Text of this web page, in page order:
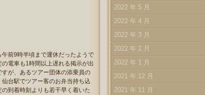
前9時半頃まで運休だったようで
電車も1時間以上遅れる掲示が出
が、あるツアー団体の添乗員の
台駅でツアー客のお弁当持ち込
到着時刻よりも若干早く着いた
2022 年 5 月
2022 年 4 月
2022 年 3 月
2022 年 2 月
2022 年 1 月
2021 年 12 月
2021 年 11 月